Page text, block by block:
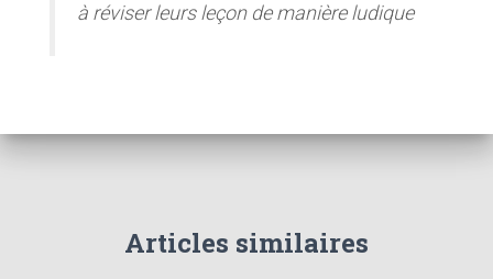
à réviser leurs leçon de manière ludique
Articles similaires